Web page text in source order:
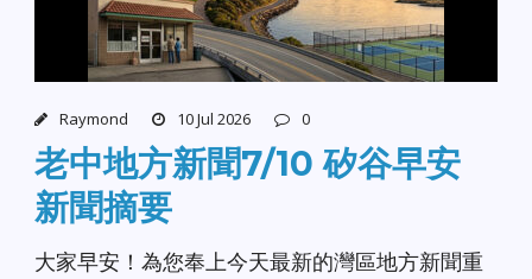
Raymond 10 Jul 2026 0
老中地方新聞7/10 矽谷早安
新聞摘要
大家早安！為您奉上今天最新的灣區地方新聞重